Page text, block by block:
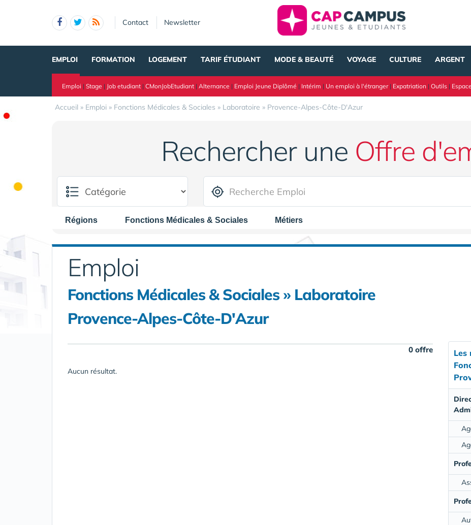
Contact Newsletter
EMPLOI FORMATION LOGEMENT TARIF ÉTUDIANT MODE & BEAUTÉ VOYAGE CULTURE ARGENT
Emploi | Stage | Job etudiant | CMonJobEtudiant | Alternance | Emploi Jeune Diplômé | Intérim | Un emploi à l'étranger| Expatriation | Outils |
Accueil » Emploi » Fonctions Médicales & Sociales » Laboratoire » Provence-Alpes-Côte-D'Azur
Rechercher une Offre
Régions Fonctions Médicales & Sociales Métiers
Emploi
Fonctions Médicales & Sociales » Laboratoire
Provence-Alpes-Côte-D'Azur
0 offre
Aucun résultat.
Les